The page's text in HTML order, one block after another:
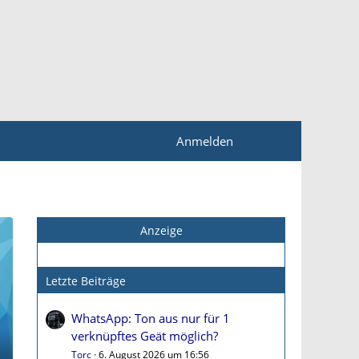
Anmelden
Anzeige
Letzte Beiträge
WhatsApp: Ton aus nur für 1
verknüpftes Geät möglich?
Torc 6. August 2026 um 16:56